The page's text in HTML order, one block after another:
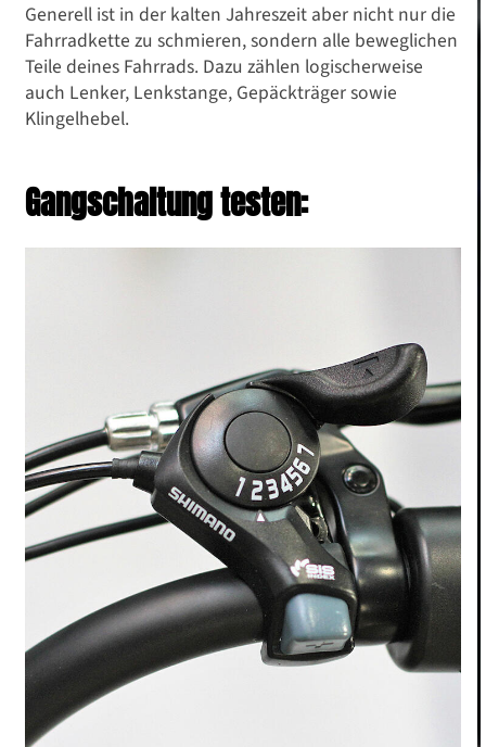
Generell ist in der kalten Jahreszeit aber nicht nur die
Fahrradkette zu schmieren, sondern alle beweglichen
Teile deines Fahrrads. Dazu zählen logischerweise
auch Lenker, Lenkstange, Gepäckträger sowie
Klingelhebel.
Gangschaltung testen: